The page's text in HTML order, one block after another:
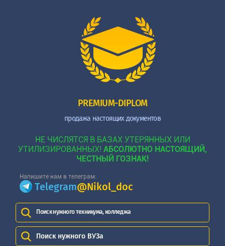
PREMIUM-DIPLOM
продажа настоящих документов
НЕ ЧИСЛЯТСЯ В БАЗАХ УТЕРЯННЫХ ИЛИ
УТИЛИЗИРОВАННЫХ! АБСОЛЮТНО НАСТОЯЩИЙ,
ЧЕСТНЫЙ ГОЗНАК!
Напишите нам в телеграм:
Telegram@Nikol_doc
Поиск нужного техникума, колледжа
Поиск нужного ВУЗа